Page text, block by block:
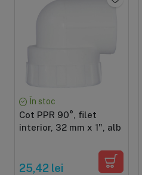
În stoc
Cot PPR 90°, filet
interior, 32 mm x 1", alb
25,42 lei